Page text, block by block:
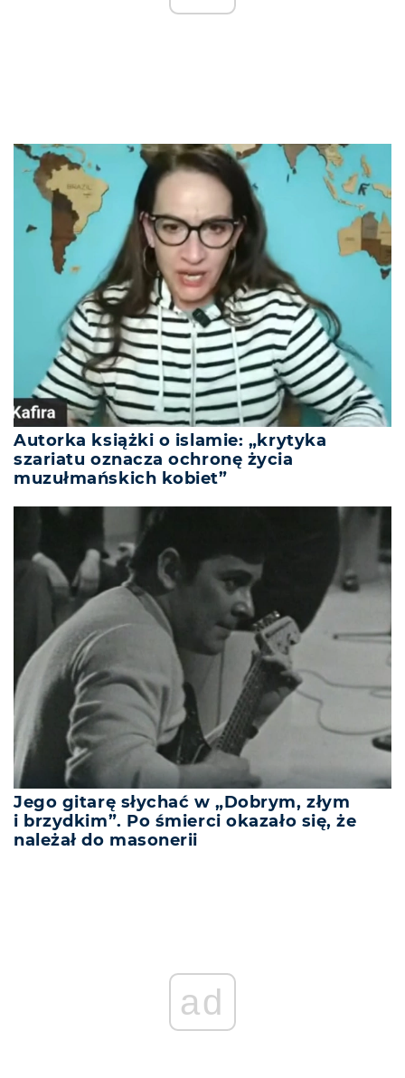
Autorka książki o islamie: „krytyka
szariatu oznacza ochronę życia
muzułmańskich kobiet”
Jego gitarę słychać w „Dobrym, złym
i brzydkim”. Po śmierci okazało się, że
należał do masonerii
ad